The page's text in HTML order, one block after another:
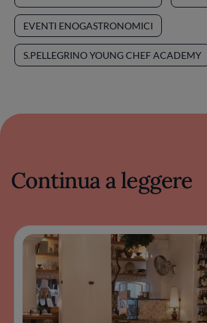
EVENTI ENOGASTRONOMICI
S.PELLEGRINO YOUNG CHEF ACADEMY
Continua a leggere